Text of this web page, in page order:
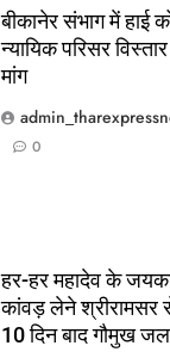
बीकानेर संभाग में हाई
न्यायिक परिसर
मांग
0
हर-हर महादेव के
कांवड़ लेने श्रीरामसर
10 दिन बाद गौमुख